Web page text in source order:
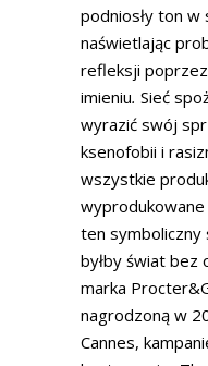
podniosły ton w
naświetlając
refleksji
imieniu. Sieć
wyrazić swój
ksenofobii i
wszystkie
wyprodukowane
ten symboliczny
byłby świat bez
marka
nagrodzoną w
Cannes,